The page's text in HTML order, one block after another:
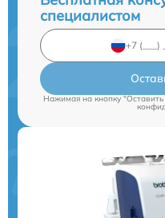
специалистом
Нажимая на кнопку